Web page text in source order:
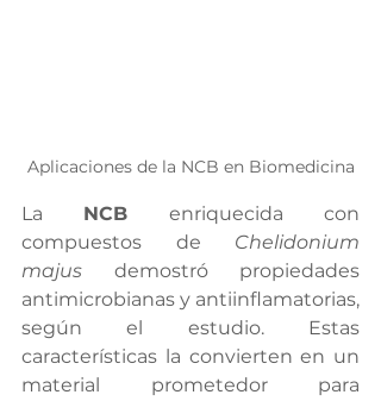
Aplicaciones de la NCB en Biomedicina
La NCB enriquecida con
compuestos de Chelidonium
majus demostró propiedades
antimicrobianas y antiinflamatorias,
según el estudio. Estas
características la convierten en un
material prometedor para